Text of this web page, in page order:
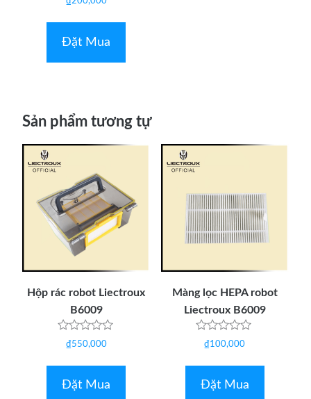
xếp
5
sao
Đặt Mua
Sản phẩm tương tự
Hộp rác robot Liectroux
B6009
Được
xếp
5
sao
₫550,000
Đặt Mua
Màng lọc HEPA robot
Liectroux B6009
Được
xếp
5
sao
₫100,000
Đặt Mua